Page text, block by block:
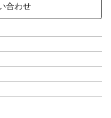
合わせ